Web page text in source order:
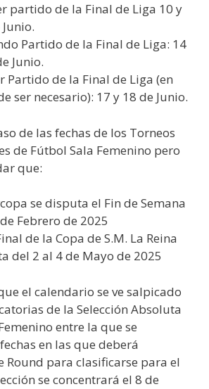
partido de la Final de Liga 10 y
Partido de la Final de Liga: 14
Junio.
Partido de la Final de Liga (en
ser necesario): 17 y 18 de Junio.
de las fechas de los Torneos
de Fútbol Sala Femenino pero
que:
se disputa el Fin de Semana
Febrero de 2025
de la Copa de S.M. La Reina
del 2 al 4 de Mayo de 2025
el calendario se ve salpicado
de la Selección Absoluta
entre la que se
en las que deberá
Round para clasificarse para el
se concentrará el 8 de